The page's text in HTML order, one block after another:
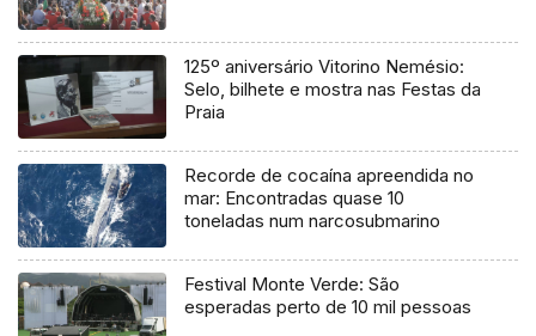
125º aniversário Vitorino Nemésio:
Selo, bilhete e mostra nas Festas da
Praia
Recorde de cocaína apreendida no
mar: Encontradas quase 10
toneladas num narcosubmarino
Festival Monte Verde: São
esperadas perto de 10 mil pessoas